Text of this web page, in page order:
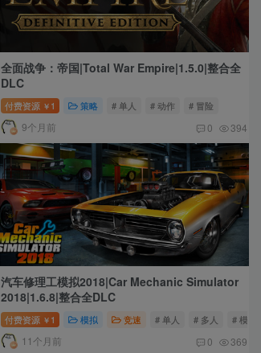
全面战争：帝国|Total War Empire|1.5.0|整合全
DLC
付费资源 ￥ 1 策略 # 单人 # 动作 # 冒险
9个月前 0 394
汽车修理工模拟2018|Car Mechanic Simulator
2018|1.6.8|整合全DLC
付费资源 ￥ 1 模拟 竞速 # 单人 # 多人 # 模拟
11个月前 0 369